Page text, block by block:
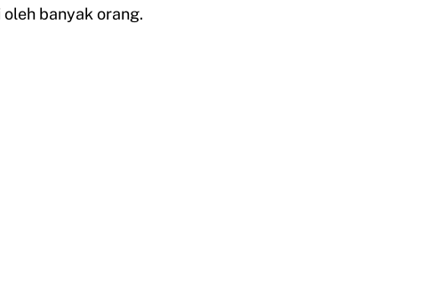
banyak orang.